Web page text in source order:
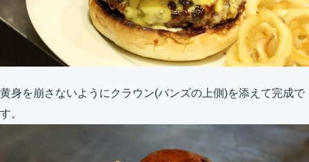
黄身を崩さないようにクラウン(バンズの上側)を添えて完成で
す。